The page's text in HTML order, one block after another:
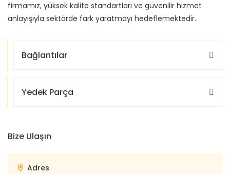
firmamız, yüksek kalite standartları ve güvenilir hizmet
anlayışıyla sektörde fark yaratmayı hedeflemektedir.
Bağlantılar
Yedek Parça
Bize Ulaşın
Adres